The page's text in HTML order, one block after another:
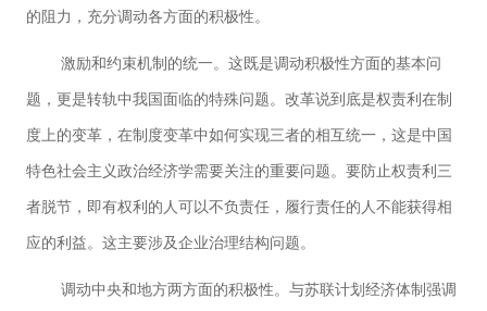
的阻力，充分调动各方面的积极性。
激励和约束机制的统一。这既是调动积极性方面的基本问
题，更是转轨中我国面临的特殊问题。改革说到底是权责利在制
度上的变革，在制度变革中如何实现三者的相互统一，这是中国
特色社会主义政治经济学需要关注的重要问题。要防止权责利三
者脱节，即有权利的人可以不负责任，履行责任的人不能获得相
应的利益。这主要涉及企业治理结构问题。
调动中央和地方两方面的积极性。与苏联计划经济体制强调